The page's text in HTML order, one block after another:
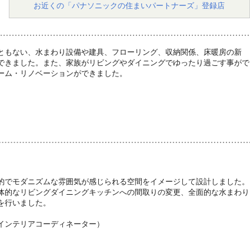
お近くの「パナソニックの住まいパートナーズ」登録店
ない、水まわり設備や建具、フローリング、収納関係、床暖房の新
ました。また、家族がリビングやダイニングでゆったり過ごす事がで
・リノベーションができました。
モダニズムな雰囲気が感じられる空間をイメージして設計しました。
なリビングダイニングキッチンへの間取りの変更、全面的な水まわり
いました。
テリアコーディネーター）